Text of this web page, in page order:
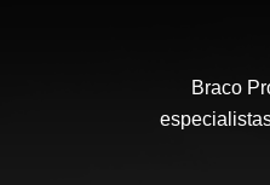
Braco